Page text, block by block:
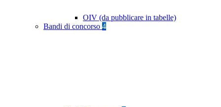
OIV (da pubblicare in tabelle)
Bandi di concorso 4